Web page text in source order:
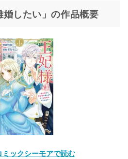
したい」の作品概要
ックシーモアで読む